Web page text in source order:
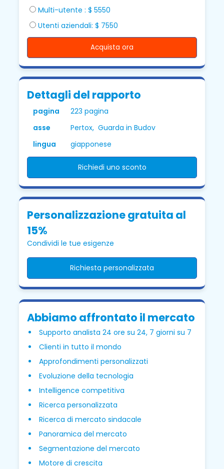
Multi-utente : $ 5550
Utenti aziendali: $ 7550
Acquista ora
Dettagli del rapporto
pagina
223 pagina
asse
Pertox, Guarda in Budov
lingua
giapponese
Richiedi uno sconto
Personalizzazione gratuita al
15%
Condividi le tue esigenze
Richiesta personalizzata
Abbiamo affrontato il mercato
Supporto analista 24 ore su 24, 7 giorni su 7
Clienti in tutto il mondo
Approfondimenti personalizzati
Evoluzione della tecnologia
Intelligence competitiva
Ricerca personalizzata
Ricerca di mercato sindacale
Panoramica del mercato
Segmentazione del mercato
Motore di crescita